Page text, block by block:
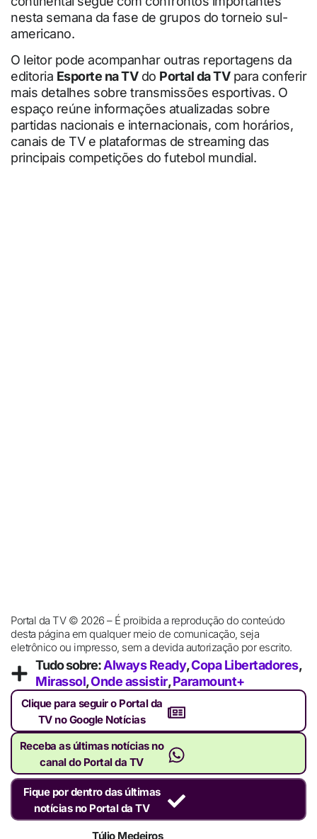
nesta semana da fase de grupos do torneio sul-
americano.
O leitor pode acompanhar outras reportagens da
editoria Esporte na TVdo Portal da TVpara conferir
mais detalhes sobre transmissões esportivas. O
espaço reúne informações atualizadas sobre
partidas nacionais e internacionais, com horários,
canais de TV e plataformas de streaming das
principais competições do futebol mundial.
Portal da TV © 2026 – É proibida a reprodução do conteúdo
desta página em qualquer meio de comunicação, seja
eletrônico ou impresso, sem a devida autorização por escrito.
Tudo sobre:Always Ready,Copa Libertadores,
Mirassol,Onde assistir,Paramount+
Clique para seguir o Portal da
TV no Google Notícias
Receba as últimas notícias no
canal do Portal da TV
Fique por dentro das últimas
notícias no Portal da TV
Túlio Medeiros